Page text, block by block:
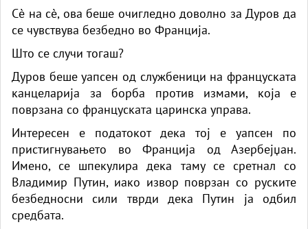
Сè на сè, ова беше очигледно доволно за Дуров да
се чувствува безбедно во Франција.
Што се случи тогаш?
Дуров беше уапсен од службеници на француската
канцеларија за борба против измами, која е
поврзана со француската царинска управа.
Интересен е податокот дека тој е уапсен по
пристигнувањето во Франција од Азербејџан.
Имено, се шпекулира дека таму се сретнал со
Владимир Путин, иако извор поврзан со руските
безбедносни сили тврди дека Путин ја одбил
средбата.